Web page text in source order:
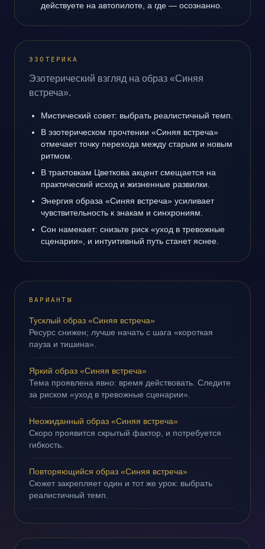
действуете на автопилоте, а где — осознанно.
ЭЗОТЕРИКА
Эзотерический взгляд на образ «Синяя
встреча».
Мистический совет: выбрать реалистичный темп.
В эзотерическом прочтении «Синяя встреча»
отмечает точку перехода между старым и новым
ритмом.
В трактовкам Цветкова акцент смещается на
практический исход и жизненные развилки.
Энергия образа «Синяя встреча» усиливает
чувствительность к знакам и синхрониям.
Сон намекает: снизьте риск «уход в тревожные
сценарии», и интуитивный путь станет яснее.
ВАРИАНТЫ
Тусклый образ «Синяя встреча»
Ресурс снижен; лучше начать с шага «короткая
пауза и тишина».
Яркий образ «Синяя встреча»
Тема проявлена явно: время действовать. Следите
за риском «уход в тревожные сценарии».
Неожиданный образ «Синяя встреча»
Скоро проявится скрытый фактор, и потребуется
гибкость.
Повторяющийся образ «Синяя встреча»
Сюжет закрепляет один и тот же урок: выбрать
реалистичный темп.